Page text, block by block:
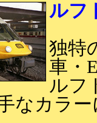
ルフ
独特
車・
ルフ
なカラ